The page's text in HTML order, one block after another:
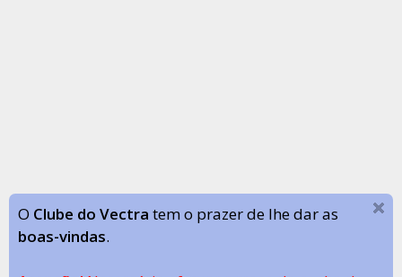
O Clube do Vectra tem o prazer de lhe dar as
boas-vindas.